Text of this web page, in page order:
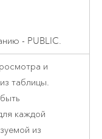
- PUBLIC.
и
таблицы.
каждой
из